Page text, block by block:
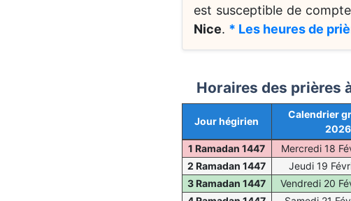
est susceptible de
Nice. * Les heures de
Horaires des prières
Jour hégirien
Calendrier
2026
1 Ramadan 1447 Mercredi 18
2 Ramadan 1447
Jeudi 19
3 Ramadan 1447
Vendredi 20